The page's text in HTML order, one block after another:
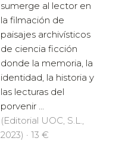
sumerge al lector en
la filmación de
paisajes archivísticos
de ciencia ficción
donde la memoria, la
identidad, la historia y
las lecturas del
porvenir ...
(Editorial UOC, S.L.,
2023) · 13 €